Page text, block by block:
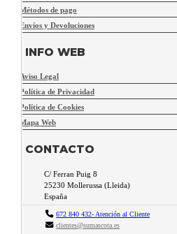
Métodos de pago
Envíos y Devoluciones
INFO WEB
Aviso Legal
Política de Privacidad
Política de Cookies
Mapa Web
CONTACTO
C/ Ferran Puig 8
25230 Mollerussa (Lleida)
España
672 840 432- Atención al Cliente
clientes@sumascota.es